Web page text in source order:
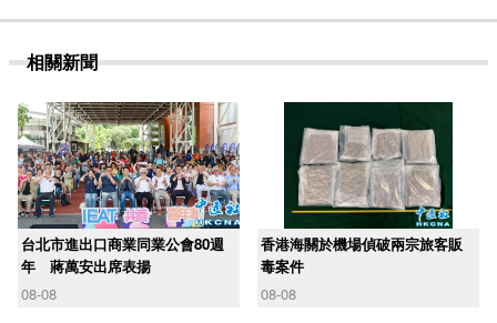
相關新聞
台北市進出口商業同業公會80週
年 蔣萬安出席表揚
08-08
香港海關於機場偵破兩宗旅客販
毒案件
08-08